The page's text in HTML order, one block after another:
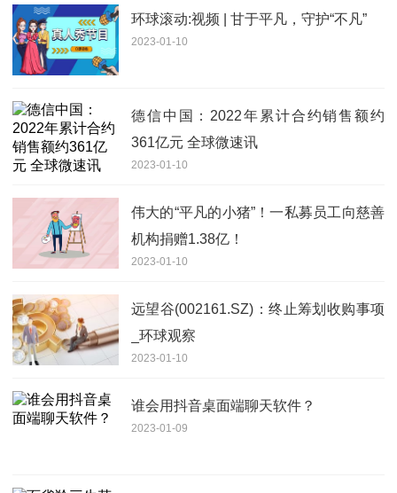
环球滚动:视频 | 甘于平凡，守护“不凡”
2023-01-10
德信中国：2022年累计合约销售额约
361亿元 全球微速讯
2023-01-10
伟大的“平凡的小猪”！一私募员工向慈善
机构捐赠1.38亿！
2023-01-10
远望谷(002161.SZ)：终止筹划收购事项
_环球观察
2023-01-10
谁会用抖音桌面端聊天软件？
2023-01-09